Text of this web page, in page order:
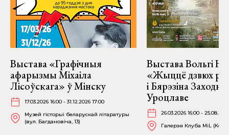
Выстава «Графічныя
афарызмы Міхаіла
Лісоўскага» ў Мінску
17.03.2026 16:00 - 31.12.2026 17:00
Музей гісторыі беларускай літаратуры
(вул. Багдановіча, 13)
Выстава Вольгі
«Жыццё дзвюх
і Бярэзіна
Уроцлаве
26.03.2026 16:00 -
Галерэя Клуба MiL